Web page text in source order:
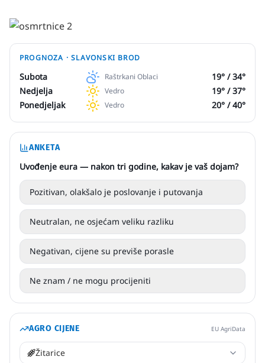
PROGNOZA ·SLAVONSKI BROD
Subota Raštrkani Oblaci 19° /34°
Nedjelja
Vedro 19° /37°
Ponedjeljak
Vedro 20° /40°
ANKETA
Uvođenje eura — nakon tri godine, kakav je vaš dojam?
Pozitivan, olakšalo je poslovanje i putovanja
Neutralan, ne osjećam veliku razliku
Negativan, cijene su previše porasle
Ne znam / ne mogu procijeniti
AGRO CIJENE EU AgriData
Žitarice